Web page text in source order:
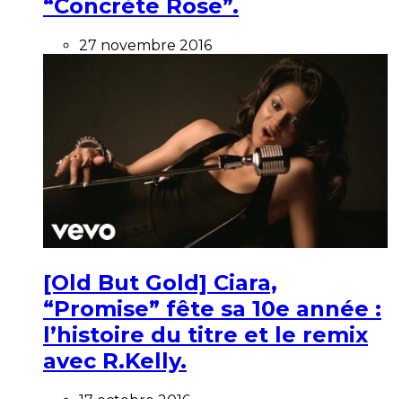
“Concrète Rose”.
27 novembre 2016
[Old But Gold] Ciara,
“Promise” fête sa 10e année :
l’histoire du titre et le remix
avec R.Kelly.